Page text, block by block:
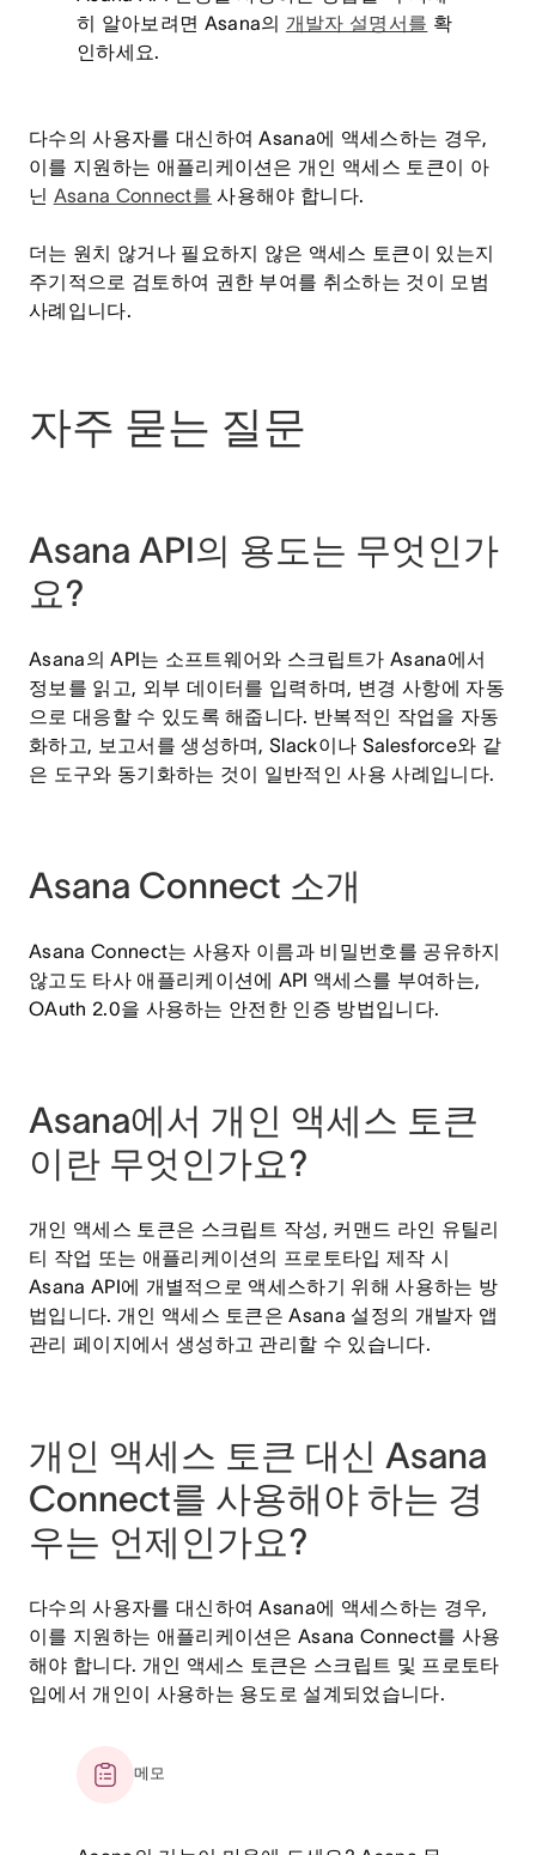
히 알아보려면 Asana의 개발자 설명서를 확
인하세요.
다수의 사용자를 대신하여 Asana에 액세스하는 경우,
이를 지원하는 애플리케이션은 개인 액세스 토큰이 아
닌 Asana Connect를 사용해야 합니다.
더는 원치 않거나 필요하지 않은 액세스 토큰이 있는지
주기적으로 검토하여 권한 부여를 취소하는 것이 모범
사례입니다.
자주 묻는 질문
Asana API의 용도는 무엇인가
요?
Asana의 API는 소프트웨어와 스크립트가 Asana에서
정보를 읽고, 외부 데이터를 입력하며, 변경 사항에 자동
으로 대응할 수 있도록 해줍니다. 반복적인 작업을 자동
화하고, 보고서를 생성하며, Slack이나 Salesforce와 같
은 도구와 동기화하는 것이 일반적인 사용 사례입니다.
Asana Connect 소개
Asana Connect는 사용자 이름과 비밀번호를 공유하지
않고도 타사 애플리케이션에 API 액세스를 부여하는,
OAuth 2.0을 사용하는 안전한 인증 방법입니다.
Asana에서 개인 액세스 토큰
이란 무엇인가요?
개인 액세스 토큰은 스크립트 작성, 커맨드 라인 유틸리
티 작업 또는 애플리케이션의 프로토타입 제작 시
Asana API에 개별적으로 액세스하기 위해 사용하는 방
법입니다. 개인 액세스 토큰은 Asana 설정의 개발자 앱
관리 페이지에서 생성하고 관리할 수 있습니다.
개인 액세스 토큰 대신 Asana
Connect를 사용해야 하는 경
우는 언제인가요?
다수의 사용자를 대신하여 Asana에 액세스하는 경우,
이를 지원하는 애플리케이션은 Asana Connect를 사용
해야 합니다. 개인 액세스 토큰은 스크립트 및 프로토타
입에서 개인이 사용하는 용도로 설계되었습니다.
메모